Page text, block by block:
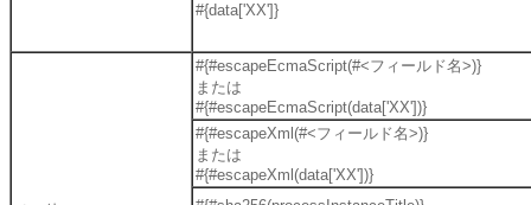
#{data['XX']}
#{#escapeEcmaScript(#<フィールド名>)}
または
#{#escapeEcmaScript(data['XX'])}
#{#escapeXml(#<フィールド名>)}
または
#{#escapeXml(data['XX'])}